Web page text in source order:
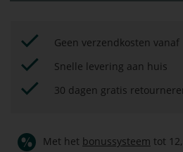
Geen verzendkosten vanaf
Snelle levering aan huis
30 dagen gratis
Met het bonussysteem tot